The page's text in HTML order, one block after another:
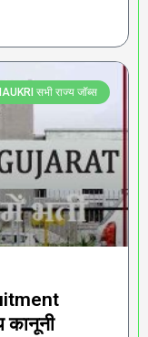
सभी राज्य जॉब्स
कानूनी